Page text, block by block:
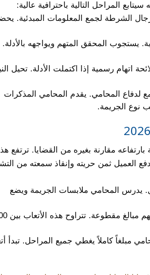
المراحل التالية باحترافية عالية:
رجال الشرطة لجمع المعلومات المبدئية.
يستجوب المحقق المتهم ويواجهه بالأدلة.
اتهام رسمية إذا اكتملت الأدلة. تحيل
لدفاع المحامي. يقدم المحامي المذكرات
نوع الجريمة.
بارتفاعه مقارنة بغيره من القضايا. ترتفع
العميل ثمن حريته وإنقاذ سمعته من
بين 500 إلى 2000 ريال. يدرس المحامي ملابسات الجريمة ويضع
يكلف مجرد الحضور مع
مبلغاً كاملاً يغطي جميع المراحل. تبدأ